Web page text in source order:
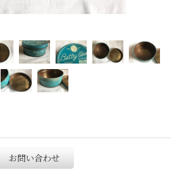
お問い合わせ